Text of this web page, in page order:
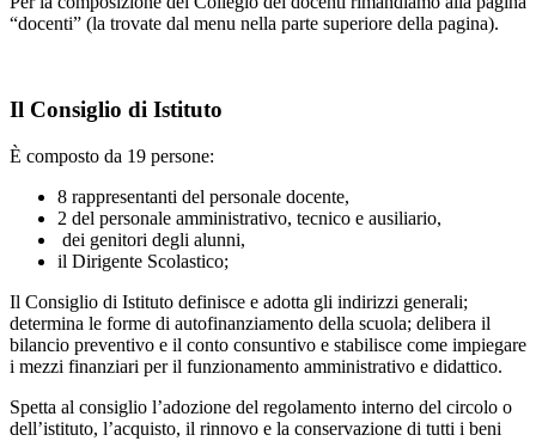
“docenti” (la trovate dal menu nella parte superiore della pagina).
Il Consiglio di Istituto
È composto da 19 persone:
8 rappresentanti del personale docente,
2 del personale amministrativo, tecnico e ausiliario,
dei genitori degli alunni,
il Dirigente Scolastico;
Il Consiglio di Istituto definisce e adotta gli indirizzi generali;
determina le forme di autofinanziamento della scuola; delibera il
bilancio preventivo e il conto consuntivo e stabilisce come impiegare
i mezzi finanziari per il funzionamento amministrativo e didattico.
Spetta al consiglio l’adozione del regolamento interno del circolo o
dell’istituto, l’acquisto, il rinnovo e la conservazione di tutti i beni